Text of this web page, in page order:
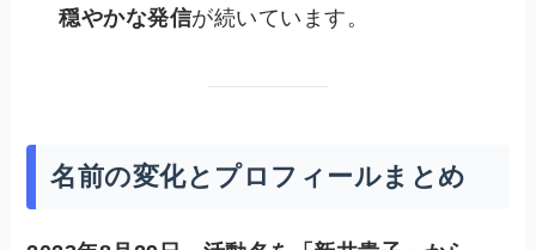
穏やかな発信が続いています。
名前の変化とプロフィールまとめ